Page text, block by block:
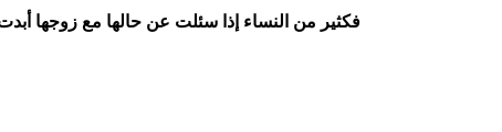
فكثير من النساء إذا سئلت عن حالها مع زوجها أبدت